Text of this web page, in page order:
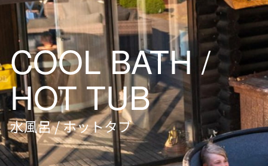
COOL BATH /
HOT TUB
水風呂 / ホットタブ